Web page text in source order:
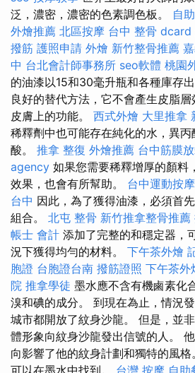
泛，濃密，濃密的色素調色板。 自
外燴推薦 北區按摩 台中 整骨 dcard
撥筋 護照申請 外燴 新竹整骨推薦
中 台北會計師事務所 seo軟體 桃園
的油漆以15和30毫升瓶和各種庫存
良好的替代方法，它不會產生皮脂
皮膚上的功能。 西式外燴 大里推拿
稀釋劑中也可能存在純化的水，異
酸。 推拿 整復 外燴推薦 台中筋膜
agency 如果您需要稀釋增厚的顏料
效果，也會有所幫助。 台中運動按摩
台中 因此，為了獲得油漆，必須首
組合。 北屯 整骨 新竹推拿整骨推薦
帳士 會計 添加了完整的和穩定器，
況下獲得均勻的材料。 下午茶外燴
胞證 台胞證台南 撥筋證照 下午茶外
院 推拿學徒 墨水應不含有機鹵素化
溴和碘的成分。 到現在為止，情況
城市都開放了紋身沙龍。 但是，並
體形象向紋身沙龍發出信號的人。
向影響了他的紋身計劃和獨特的風
可以在墨水中找到。 台灣 按摩 自助